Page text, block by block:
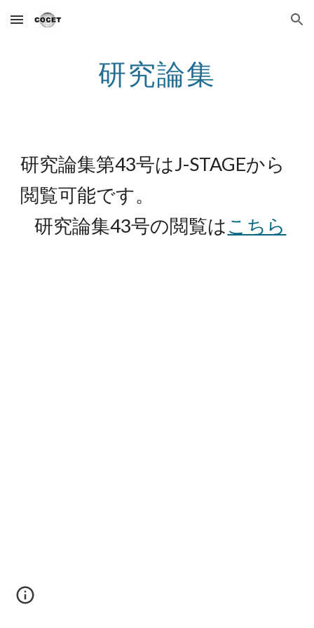
Skip to main content Skip to navigation
研究論集
研究論集第43号はJ-STAGEから
閲覧可能です。
研究論集43号の閲覧はこちら